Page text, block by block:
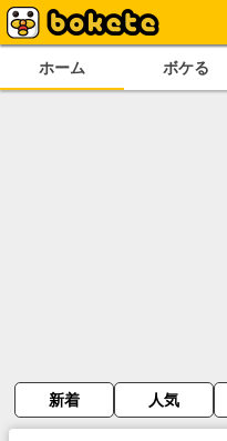
ホーム ボケる
新着 人気